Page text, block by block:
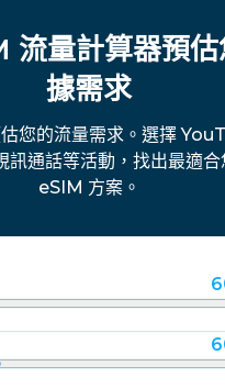
流量計算器預
據需求
您的流量需求。選擇
訊通話等活動，找出最適合
eSIM 方案。